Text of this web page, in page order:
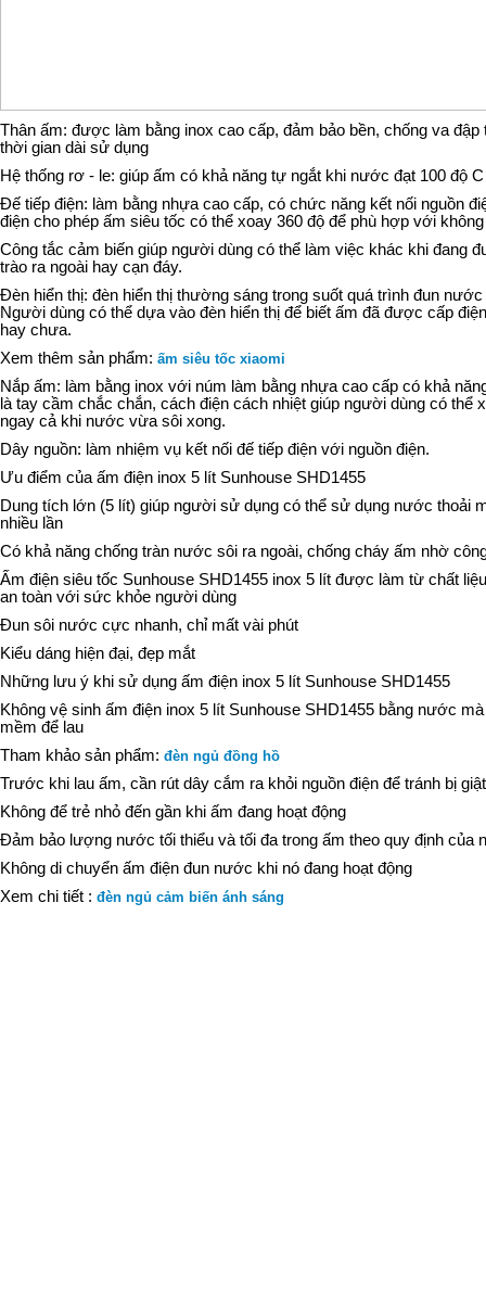
Thân ấm: được làm bằng inox cao cấp, đảm bảo bền, chống va đập
thời gian dài sử dụng
Hệ thống rơ - le: giúp ấm có khả năng tự ngắt khi nước đạt 100 độ C
Đế tiếp điện: làm bằng nhựa cao cấp, có chức năng kết nối nguồn
điện cho phép ấm siêu tốc có thể xoay 360 độ để phù hợp với
Công tắc cảm biến giúp người dùng có thể làm việc khác khi đang
trào ra ngoài hay cạn đáy.
Đèn hiển thị: đèn hiển thị thường sáng trong suốt quá trình đun
Người dùng có thể dựa vào đèn hiển thị để biết ấm đã được cấp
hay chưa.
Xem thêm sản phẩm: ấm siêu tốc xiaomi
Nắp ấm: làm bằng inox với núm làm bằng nhựa cao cấp có khả
là tay cầm chắc chắn, cách điện cách nhiệt giúp người dùng có thể
ngay cả khi nước vừa sôi xong.
Dây nguồn: làm nhiệm vụ kết nối đế tiếp điện với nguồn điện.
Ưu điểm của ấm điện inox 5 lít Sunhouse SHD1455
Dung tích lớn (5 lít) giúp người sử dụng có thể sử dụng nước thoải
nhiều lần
Có khả năng chống tràn nước sôi ra ngoài, chống cháy ấm nhờ
Ấm điện siêu tốc Sunhouse SHD1455 inox 5 lít được làm từ chất
an toàn với sức khỏe người dùng
Đun sôi nước cực nhanh, chỉ mất vài phút
Kiểu dáng hiện đại, đẹp mắt
Những lưu ý khi sử dụng ấm điện inox 5 lít Sunhouse SHD1455
Không vệ sinh ấm điện inox 5 lít Sunhouse SHD1455 bằng nước
mềm để lau
Tham khảo sản phẩm: đèn ngủ đồng hồ
Trước khi lau ấm, cần rút dây cắm ra khỏi nguồn điện để tránh bị giật
Không để trẻ nhỏ đến gần khi ấm đang hoạt động
Đảm bảo lượng nước tối thiểu và tối đa trong ấm theo quy định của
Không di chuyển ấm điện đun nước khi nó đang hoạt động
Xem chi tiết : đèn ngủ cảm biến ánh sáng